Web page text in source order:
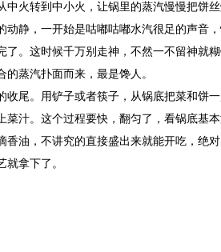
中火转到中小火，让锅里的蒸汽慢慢把饼
动静，一开始是咕嘟咕嘟水汽很足的声音
了。这时候千万别走神，不然一不留神就
蒸汽扑面而来，最是馋人。
收尾。用铲子或者筷子，从锅底把菜和饼
菜汁。这个过程要快，翻匀了，看锅底基
香油，不讲究的直接盛出来就能开吃，绝
就拿下了。